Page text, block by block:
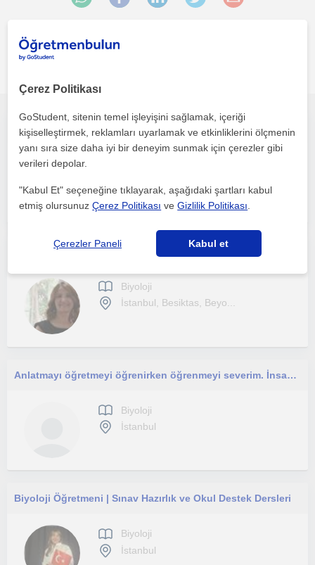
Istanbul bölgesinde ilginizi çekebilecek diğer Biyoloji
Biyoloji
İstanbul, Besiktas, Beyo...
Anlatmayı öğretmeyi öğrenirken öğrenmeyi severim. İnsanlarla iletişimim iyidir.
Biyoloji
İstanbul
Biyoloji Öğretmeni | Sınav Hazırlık ve Okul Destek Dersleri
Biyoloji
İstanbul
Çerez Politikası
GoStudent, sitenin temel işleyişini sağlamak, içeriği
kişiselleştirmek, reklamları uyarlamak ve etkinliklerini ölçmenin
yanı sıra size daha iyi bir deneyim sunmak için çerezler gibi
verileri depolar.
"Kabul Et" seçeneğine tıklayarak, aşağıdaki şartları kabul
etmiş olursunuzÇerez Politikası veGizlilik Politikası
Çerezler Paneli Kabul et